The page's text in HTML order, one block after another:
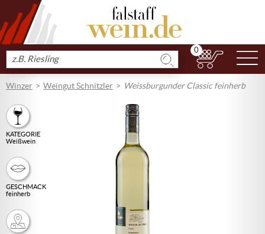
Produkt
suchen
0
Winzer Weingut Schnitzler Weissburgunder Classic feinherb
KATEGORIE
Weißwein
GESCHMACK
feinherb